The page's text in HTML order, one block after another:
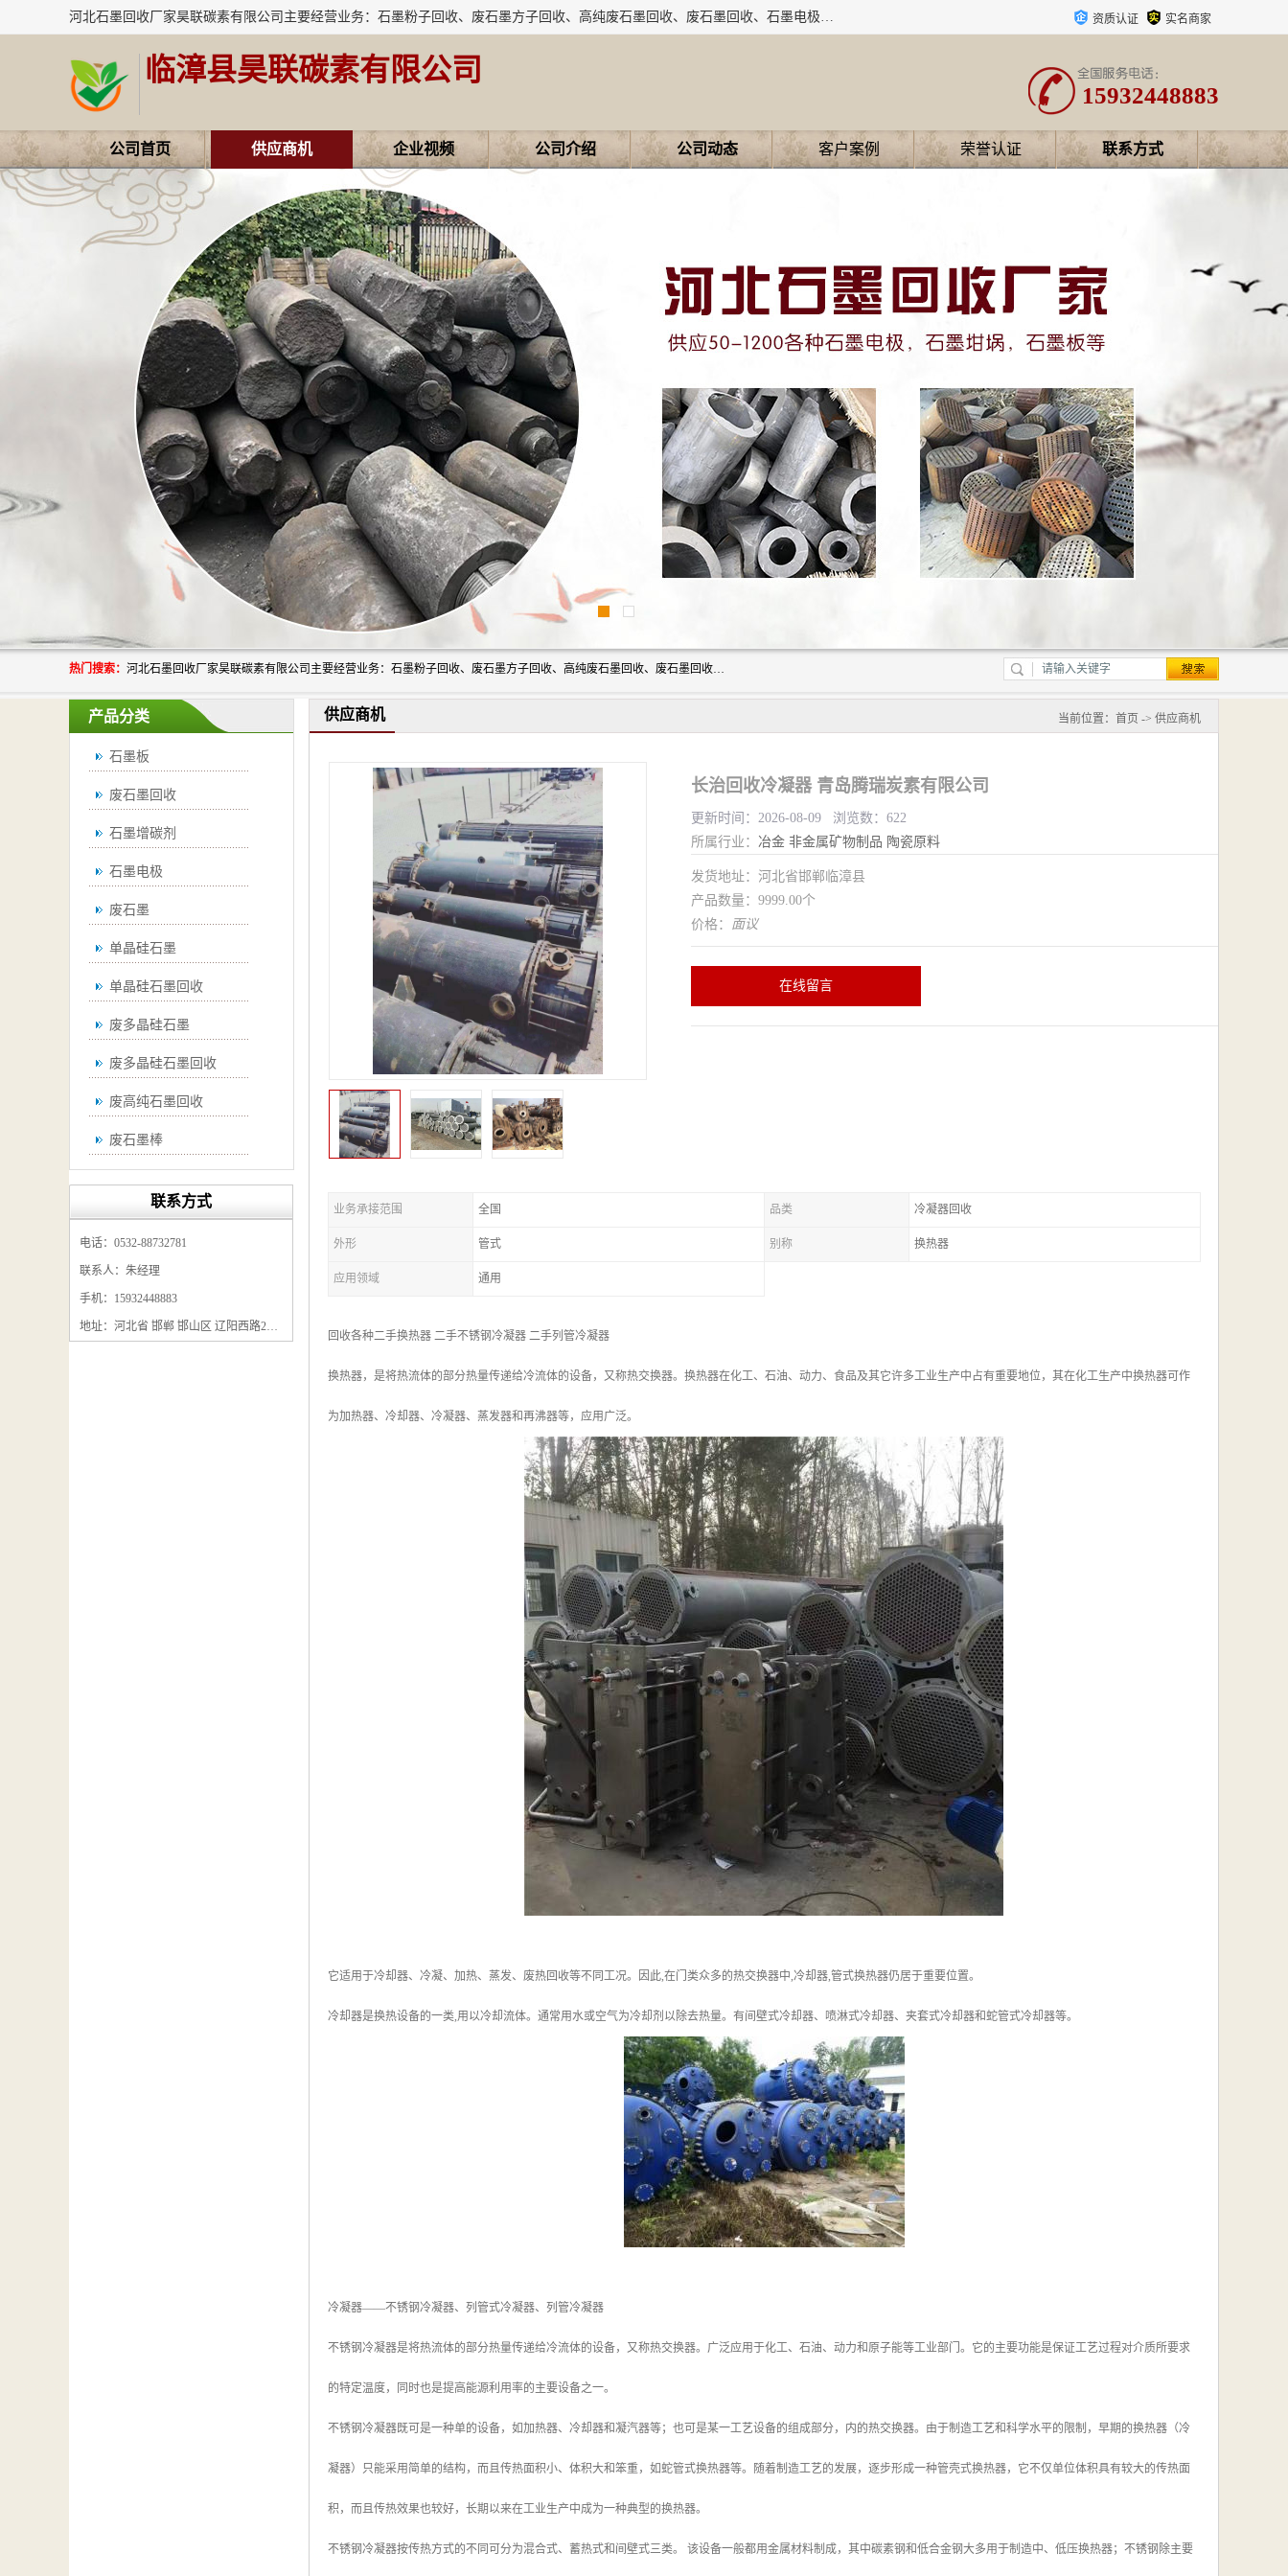
河北石墨回收厂家昊联碳素有限公司主要经营业务：石墨粉子回收、废石墨方子回收、高纯废石墨回收、废石墨回收、石墨电极回收、废石墨板回收、石墨增碳剂、单晶硅石墨、单晶硅石墨回收、废多晶硅石墨、废多晶硅石墨回收、废高纯石墨回收、废石墨、废石墨棒、废石墨棒回收、废石墨换热器回收、高纯石墨回收、石墨粉回收、石墨换热器回收、石墨纸回收、回收石墨板、回收石墨电极、石墨板回收、石墨回收。 资质认证 实名商家
临漳县昊联碳素有限公司
15932448883
公司首页 供应商机 企业视频 公司介绍 公司动态 客户案例 荣誉认证 联系方式
热门搜索： 河北石墨回收厂家昊联碳素有限公司主要经营业务：石墨粉子回收、废石墨方子回收、高纯废石墨回收、废石墨回收、石墨电极回收、废石墨板回收、石墨增碳剂、单晶硅石墨、单晶硅石墨回收、废多晶硅石墨、废多晶硅石墨回收、废高纯石墨回收、废石墨、废石墨棒、废石墨棒回收、废石墨换热器回收、高纯石墨回收、石墨粉回收、石墨换热器回收、石墨纸回收、回收石墨板、回收石墨电极、石墨板回收、石墨回收。
产品分类
石墨板
废石墨回收
石墨增碳剂
石墨电极
废石墨
单晶硅石墨
单晶硅石墨回收
废多晶硅石墨
废多晶硅石墨回收
废高纯石墨回收
废石墨棒
废石墨换热器回收
石墨粉回收
石墨换热器回收
联系方式
电话：0532-88732781
联系人：朱经理
手机：15932448883
地址：河北省 邯郸 邯山区 辽阳西路295号
供应商机 当前位置： 首页 -> 供应商机
长治回收冷凝器 青岛腾瑞炭素有限公司
更新时间：2026-08-09 浏览数：622
所属行业： 冶金 非金属矿物制品 陶瓷原料
发货地址：河北省邯郸临漳县
产品数量：9999.00个
价格： 面议
在线留言
业务承接范围 全国 品类 冷凝器回收
外形 管式 别称 换热器
应用领域 通用
回收各种二手换热器 二手不锈钢冷凝器 二手列管冷凝器
换热器，是将热流体的部分热量传递给冷流体的设备，又称热交换器。换热器在化工、石油、动力、食品及其它许多工业生产中占有重要地位，其在化工生产中换热器可作
为加热器、冷却器、冷凝器、蒸发器和再沸器等，应用广泛。
它适用于冷却器、冷凝、加热、蒸发、废热回收等不同工况。因此,在门类众多的热交换器中,冷却器,管式换热器仍居于重要位置。
冷却器是换热设备的一类,用以冷却流体。通常用水或空气为冷却剂以除去热量。有间壁式冷却器、喷淋式冷却器、夹套式冷却器和蛇管式冷却器等。
冷凝器——不锈钢冷凝器、列管式冷凝器、列管冷凝器
不锈钢冷凝器是将热流体的部分热量传递给冷流体的设备，又称热交换器。广泛应用于化工、石油、动力和原子能等工业部门。它的主要功能是保证工艺过程对介质所要求
的特定温度，同时也是提高能源利用率的主要设备之一。
不锈钢冷凝器既可是一种单的设备，如加热器、冷却器和凝汽器等；也可是某一工艺设备的组成部分，内的热交换器。由于制造工艺和科学水平的限制，早期的换热器（冷
凝器）只能采用简单的结构，而且传热面积小、体积大和笨重，如蛇管式换热器等。随着制造工艺的发展，逐步形成一种管壳式换热器，它不仅单位体积具有较大的传热面
积，而且传热效果也较好，长期以来在工业生产中成为一种典型的换热器。
不锈钢冷凝器按传热方式的不同可分为混合式、蓄热式和间壁式三类。 该设备一般都用金属材料制成，其中碳素钢和低合金钢大多用于制造中、低压换热器；不锈钢除主要